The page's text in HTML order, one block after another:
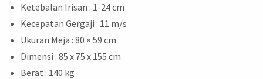
Ketebalan Irisan : 1-24 cm
Kecepatan Gergaji : 11 m/s
Ukuran Meja : 80 × 59 cm
Dimensi : 85 x 75 x 155 cm
Berat : 140 kg